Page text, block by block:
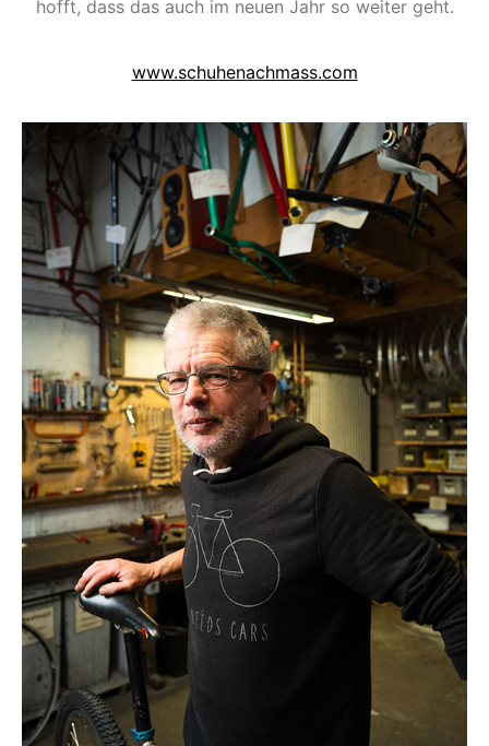
hofft, dass das auch im neuen Jahr so weiter geht.
www.schuhenachmass.com